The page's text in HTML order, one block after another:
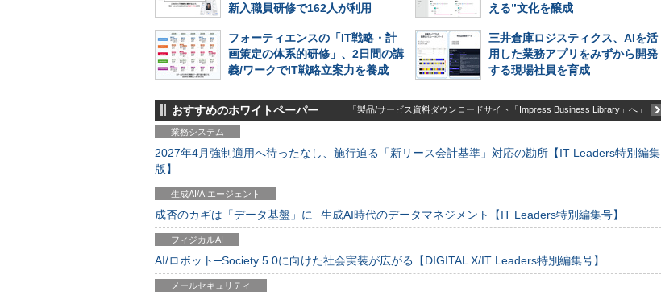
新入職員研修で162人が利用
える”文化を醸成
フォーティエンスの「IT戦略・計
画策定の体系的研修」、2日間の講
義/ワークでIT戦略立案力を養成
三井倉庫ロジスティクス、AIを活
用した業務アプリをみずから開発
する現場社員を育成
おすすめのホワイトペーパー 「製品/サービス資料ダウンロードサイト「Impress Business Library」へ」
業務システム
2027年4月強制適用へ待ったなし、施行迫る「新リース会計基準」対応の勘所【IT Leaders特別編集
版】
生成AI/AIエージェント
成否のカギは「データ基盤」に─生成AI時代のデータマネジメント【IT Leaders特別編集号】
フィジカルAI
AI/ロボット─Society 5.0に向けた社会実装が広がる【DIGITAL X/IT Leaders特別編集号】
メールセキュリティ